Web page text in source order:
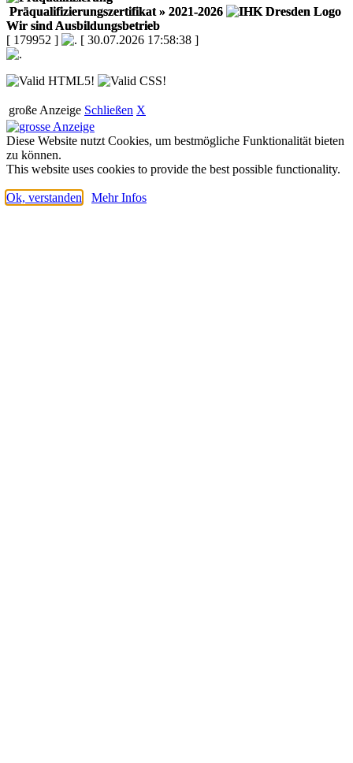
Präqualifizierungszertifikat » 2021-2026
Wir sind Ausbildungsbetrieb
[ 179952 ]
[ 30.07.2026 17:58:38 ]
große Anzeige Schließen X
Diese Website nutzt Cookies, um bestmögliche Funktionalität bieten
zu können.
This website uses cookies to provide the best possible functionality.
Ok, verstanden Mehr Infos